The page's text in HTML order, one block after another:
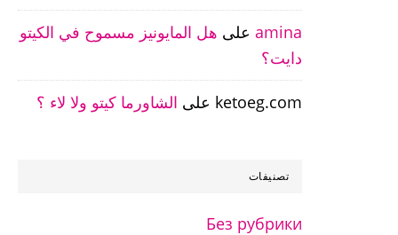
amina على هل المايونيز مسموح في الكيتو
دايت؟
ketoeg.com على الشاورما كيتو ولا لاء ؟
تصنيفات
Без рубрики